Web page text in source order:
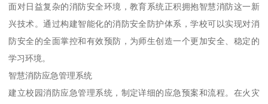
面对日益复杂的消防安全环境，教育系统正积拥抱智慧消防这一新
兴技术。通过构建智能化的消防安全防护体系，学校可以实现对消
防安全的全面掌控和有效预防，为师生创造一个更加安全、稳定的
学习环境。
智慧消防应急管理系统
建立校园消防应急管理系统，制定详细的应急预案和流程。在火灾